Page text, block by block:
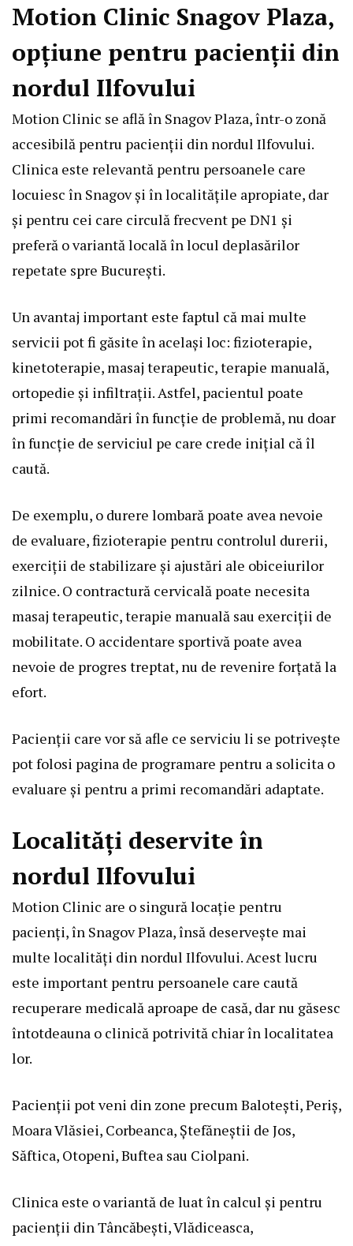
Motion Clinic Snagov Plaza,
opțiune pentru pacienții din
nordul Ilfovului
Motion Clinic se află în Snagov Plaza, într-o zonă
accesibilă pentru pacienții din nordul Ilfovului.
Clinica este relevantă pentru persoanele care
locuiesc în Snagov și în localitățile apropiate, dar
și pentru cei care circulă frecvent pe DN1 și
preferă o variantă locală în locul deplasărilor
repetate spre București.
Un avantaj important este faptul că mai multe
servicii pot fi găsite în același loc: fizioterapie,
kinetoterapie, masaj terapeutic, terapie manuală,
ortopedie și infiltrații. Astfel, pacientul poate
primi recomandări în funcție de problemă, nu doar
în funcție de serviciul pe care crede inițial că îl
caută.
De exemplu, o durere lombară poate avea nevoie
de evaluare, fizioterapie pentru controlul durerii,
exerciții de stabilizare și ajustări ale obiceiurilor
zilnice. O contractură cervicală poate necesita
masaj terapeutic, terapie manuală sau exerciții de
mobilitate. O accidentare sportivă poate avea
nevoie de progres treptat, nu de revenire forțată la
efort.
Pacienții care vor să afle ce serviciu li se potrivește
pot folosi pagina de programare pentru a solicita o
evaluare și pentru a primi recomandări adaptate.
Localități deservite în
nordul Ilfovului
Motion Clinic are o singură locație pentru
pacienți, în Snagov Plaza, însă deservește mai
multe localități din nordul Ilfovului. Acest lucru
este important pentru persoanele care caută
recuperare medicală aproape de casă, dar nu găsesc
întotdeauna o clinică potrivită chiar în localitatea
lor.
Pacienții pot veni din zone precumBalotești,Periș,
Moara Vlăsiei, Corbeanca, Ștefăneștii de Jos,
Săftica, Otopeni,Buftea sau Ciolpani.
Clinica este o variantă de luat în calcul și pentru
pacienții dinTâncăbești,Vlădiceasca,